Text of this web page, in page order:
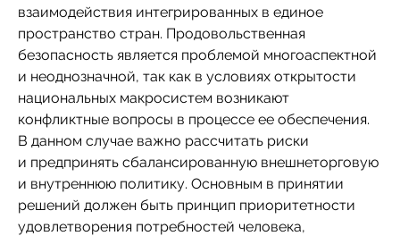
взаимодействия интегрированных в единое
пространство стран. Продовольственная
безопасность является проблемой многоаспектной
и неоднозначной, так как в условиях открытости
национальных макросистем возникают
конфликтные вопросы в процессе ее обеспечения.
В данном случае важно рассчитать риски
и предпринять сбалансированную внешнеторговую
и внутреннюю политику. Основным в принятии
решений должен быть принцип приоритетности
удовлетворения потребностей человека,